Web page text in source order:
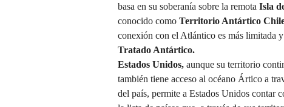
basa en su soberanía sobre la remota Isla
conocido como Territorio Antártico
conexión con el Atlántico es más limitada
Tratado Antártico.
Estados Unidos, aunque su territorio
también tiene acceso al océano Ártico a
del país, permite a Estados Unidos contar